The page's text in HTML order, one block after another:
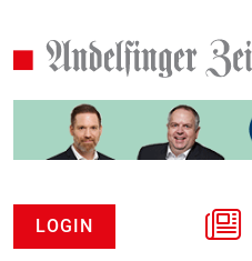
LOGIN